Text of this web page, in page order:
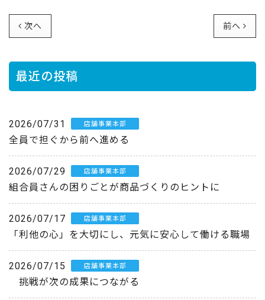
次へ 前へ
最近の投稿
2026/07/31 店舗事業本部
全員で担ぐから前へ進める
2026/07/29 店舗事業本部
組合員さんの困りごとが商品づくりのヒントに
2026/07/17 店舗事業本部
「利他の心」を大切にし、元気に安心して働ける職場
2026/07/15 店舗事業本部
挑戦が次の成果につながる